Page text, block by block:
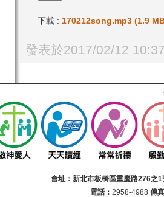
下載 : 170212song.mp3 (1.9
發表於2017/02/12
會址： 新北市板橋區重慶路276之1
電話： 2958-4988 傳